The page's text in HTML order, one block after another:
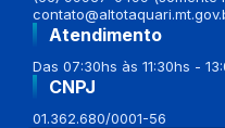
Atendimento
Das 07:30hs às 11:30hs -
CNPJ
01.362.680/0001-56